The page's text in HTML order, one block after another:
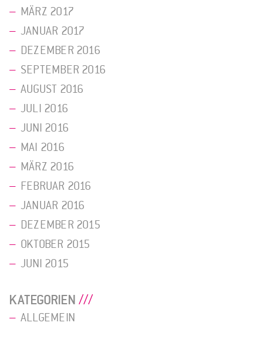
MÄRZ 2017
JANUAR 2017
DEZEMBER 2016
SEPTEMBER 2016
AUGUST 2016
JULI 2016
JUNI 2016
MAI 2016
MÄRZ 2016
FEBRUAR 2016
JANUAR 2016
DEZEMBER 2015
OKTOBER 2015
JUNI 2015
KATEGORIEN
ALLGEMEIN